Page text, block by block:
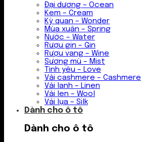
Đại dương – Ocean
Kem – Cream
Kỳ quan – Wonder
Mùa xuân – Spring
Nước – Water
Rượu gin – Gin
Rượu vang – Wine
Sương mù – Mist
Tình yêu – Love
Vải cashmere – Cashmere
Vải lanh – Linen
Vải len – Wool
Vải lụa – Silk
Dành cho ô tô
Dành cho ô tô